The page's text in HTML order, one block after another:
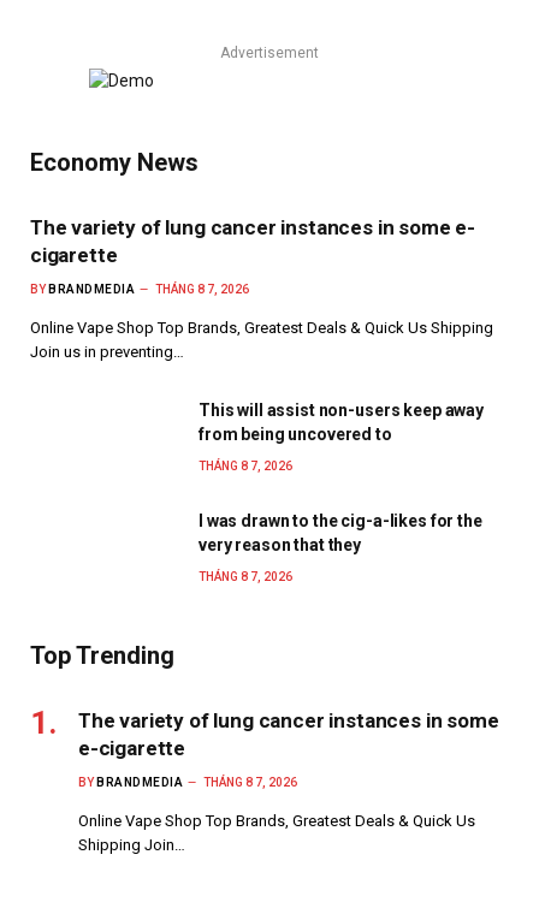
Advertisement
Economy News
The variety of lung cancer instances in some e-
cigarette
BY BRANDMEDIA THÁNG 8 7, 2026
Online Vape Shop Top Brands, Greatest Deals & Quick Us Shipping
Join us in preventing…
This will assist non-users keep away
from being uncovered to
THÁNG 8 7, 2026
I was drawn to the cig-a-likes for the
very reason that they
THÁNG 8 7, 2026
Top Trending
The variety of lung cancer instances in some
e-cigarette
BY BRANDMEDIA THÁNG 8 7, 2026
Online Vape Shop Top Brands, Greatest Deals & Quick Us
Shipping Join…